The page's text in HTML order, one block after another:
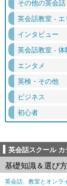
その他の英会
英会話教室 - エ
インタビュー
英会話教室 - 体
エンタメ
英検・その他
ビジネス
初心者
英会話スクール
基礎知識＆選び方
英会話、教室とオンラ